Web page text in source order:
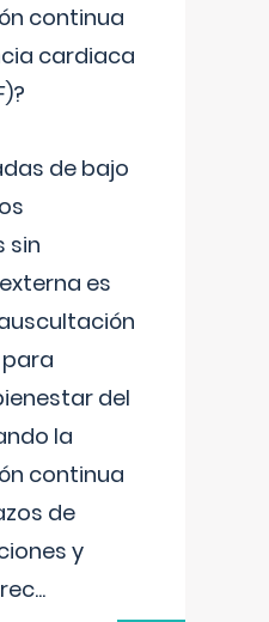
continua
cardiaca
de bajo
sin
es
del
la
continua
de
y
...